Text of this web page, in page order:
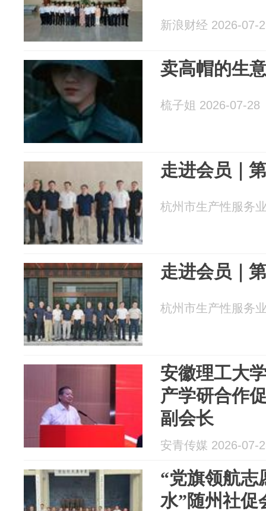
新浪财经 2026-07-
卖高帽的生
梳子姐 2026-07-28
走进会员｜
杭州市生产性服务
走进会员｜
杭州市生产性服务
安徽理工大
产学研合作
副会长
安青传媒 2026-07-
“党旗领航志
水”随州社促